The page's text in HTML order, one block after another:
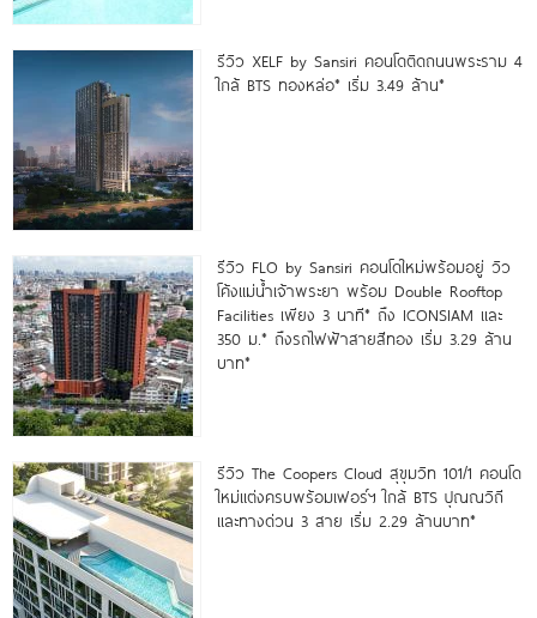
รีวิว XELF by Sansiri คอนโดติดถนนพระราม 4
ใกล้ BTS ทองหล่อ* เริ่ม 3.49 ล้าน*
รีวิว FLO by Sansiri คอนโดใหม่พร้อมอยู่ วิว
โค้งแม่น้ำเจ้าพระยา พร้อม Double Rooftop
Facilities เพียง 3 นาที* ถึง ICONSIAM และ
350 ม.* ถึงรถไฟฟ้าสายสีทอง เริ่ม 3.29 ล้าน
บาท*
รีวิว The Coopers Cloud สุขุมวิท 101/1 คอนโด
ใหม่แต่งครบพร้อมเฟอร์ฯ ใกล้ BTS ปุณณวิถี
และทางด่วน 3 สาย เริ่ม 2.29 ล้านบาท*